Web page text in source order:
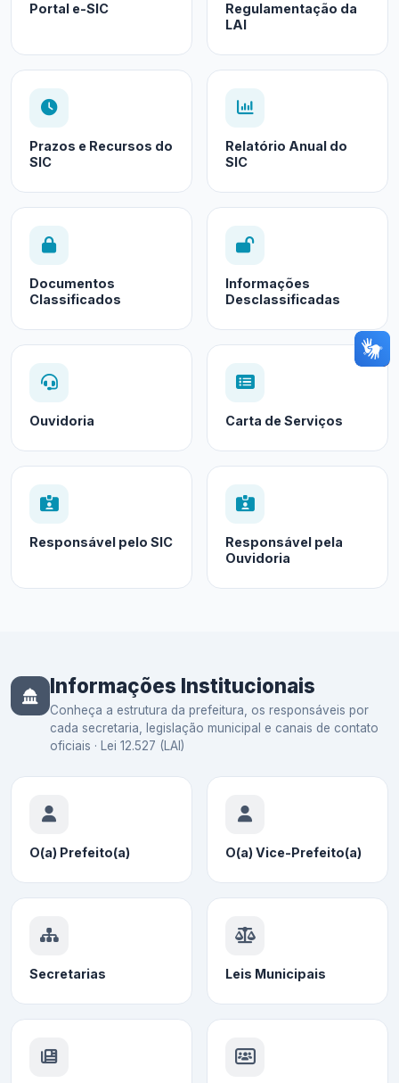
Portal e-SIC
Regulamentação da
LAI
Prazos e Recursos do
SIC
Relatório Anual do
SIC
Documentos
Classificados
Informações
Desclassificadas
Ouvidoria Carta de Serviços
Responsável pelo SIC
Responsável pela
Ouvidoria
Informações Institucionais
Conheça a estrutura da prefeitura, os responsáveis por
cada secretaria, legislação municipal e canais de contato
oficiais · Lei 12.527 (LAI)
O(a) Prefeito(a) O(a) Vice-Prefeito(a)
Secretarias Leis Municipais